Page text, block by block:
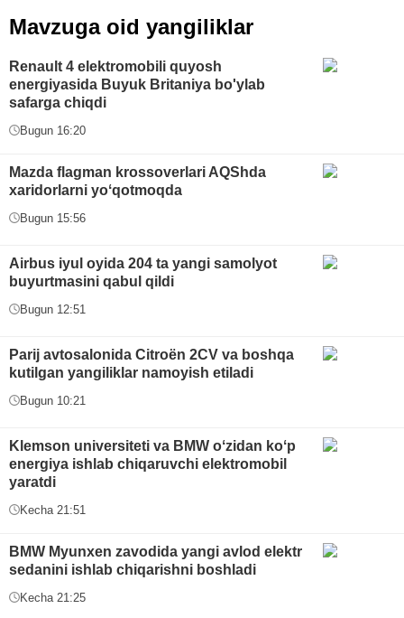
Mavzuga oid yangiliklar
Renault 4 elektromobili quyosh
energiyasida Buyuk Britaniya bo'ylab
safarga chiqdi
Bugun 16:20
Mazda flagman krossoverlari AQShda
xaridorlarni yoʻqotmoqda
Bugun 15:56
Airbus iyul oyida 204 ta yangi samolyot
buyurtmasini qabul qildi
Bugun 12:51
Parij avtosalonida Citroën 2CV va boshqa
kutilgan yangiliklar namoyish etiladi
Bugun 10:21
Klemson universiteti va BMW oʻzidan koʻp
energiya ishlab chiqaruvchi elektromobil
yaratdi
Kecha 21:51
BMW Myunxen zavodida yangi avlod elektr
sedanini ishlab chiqarishni boshladi
Kecha 21:25